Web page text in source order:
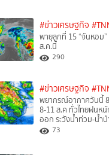
#ข่าวเศรษฐกิจ
พายุลูกที่ 15 “จันหอม
ส.ค.นี้
290
#ข่าวเศรษฐกิจ
พยากรณ์อากาศวันนี้
8-11 ส.ค ทั่วไทยฝนห
ออก ระวังน้ำท่วม-น้ำป่
73